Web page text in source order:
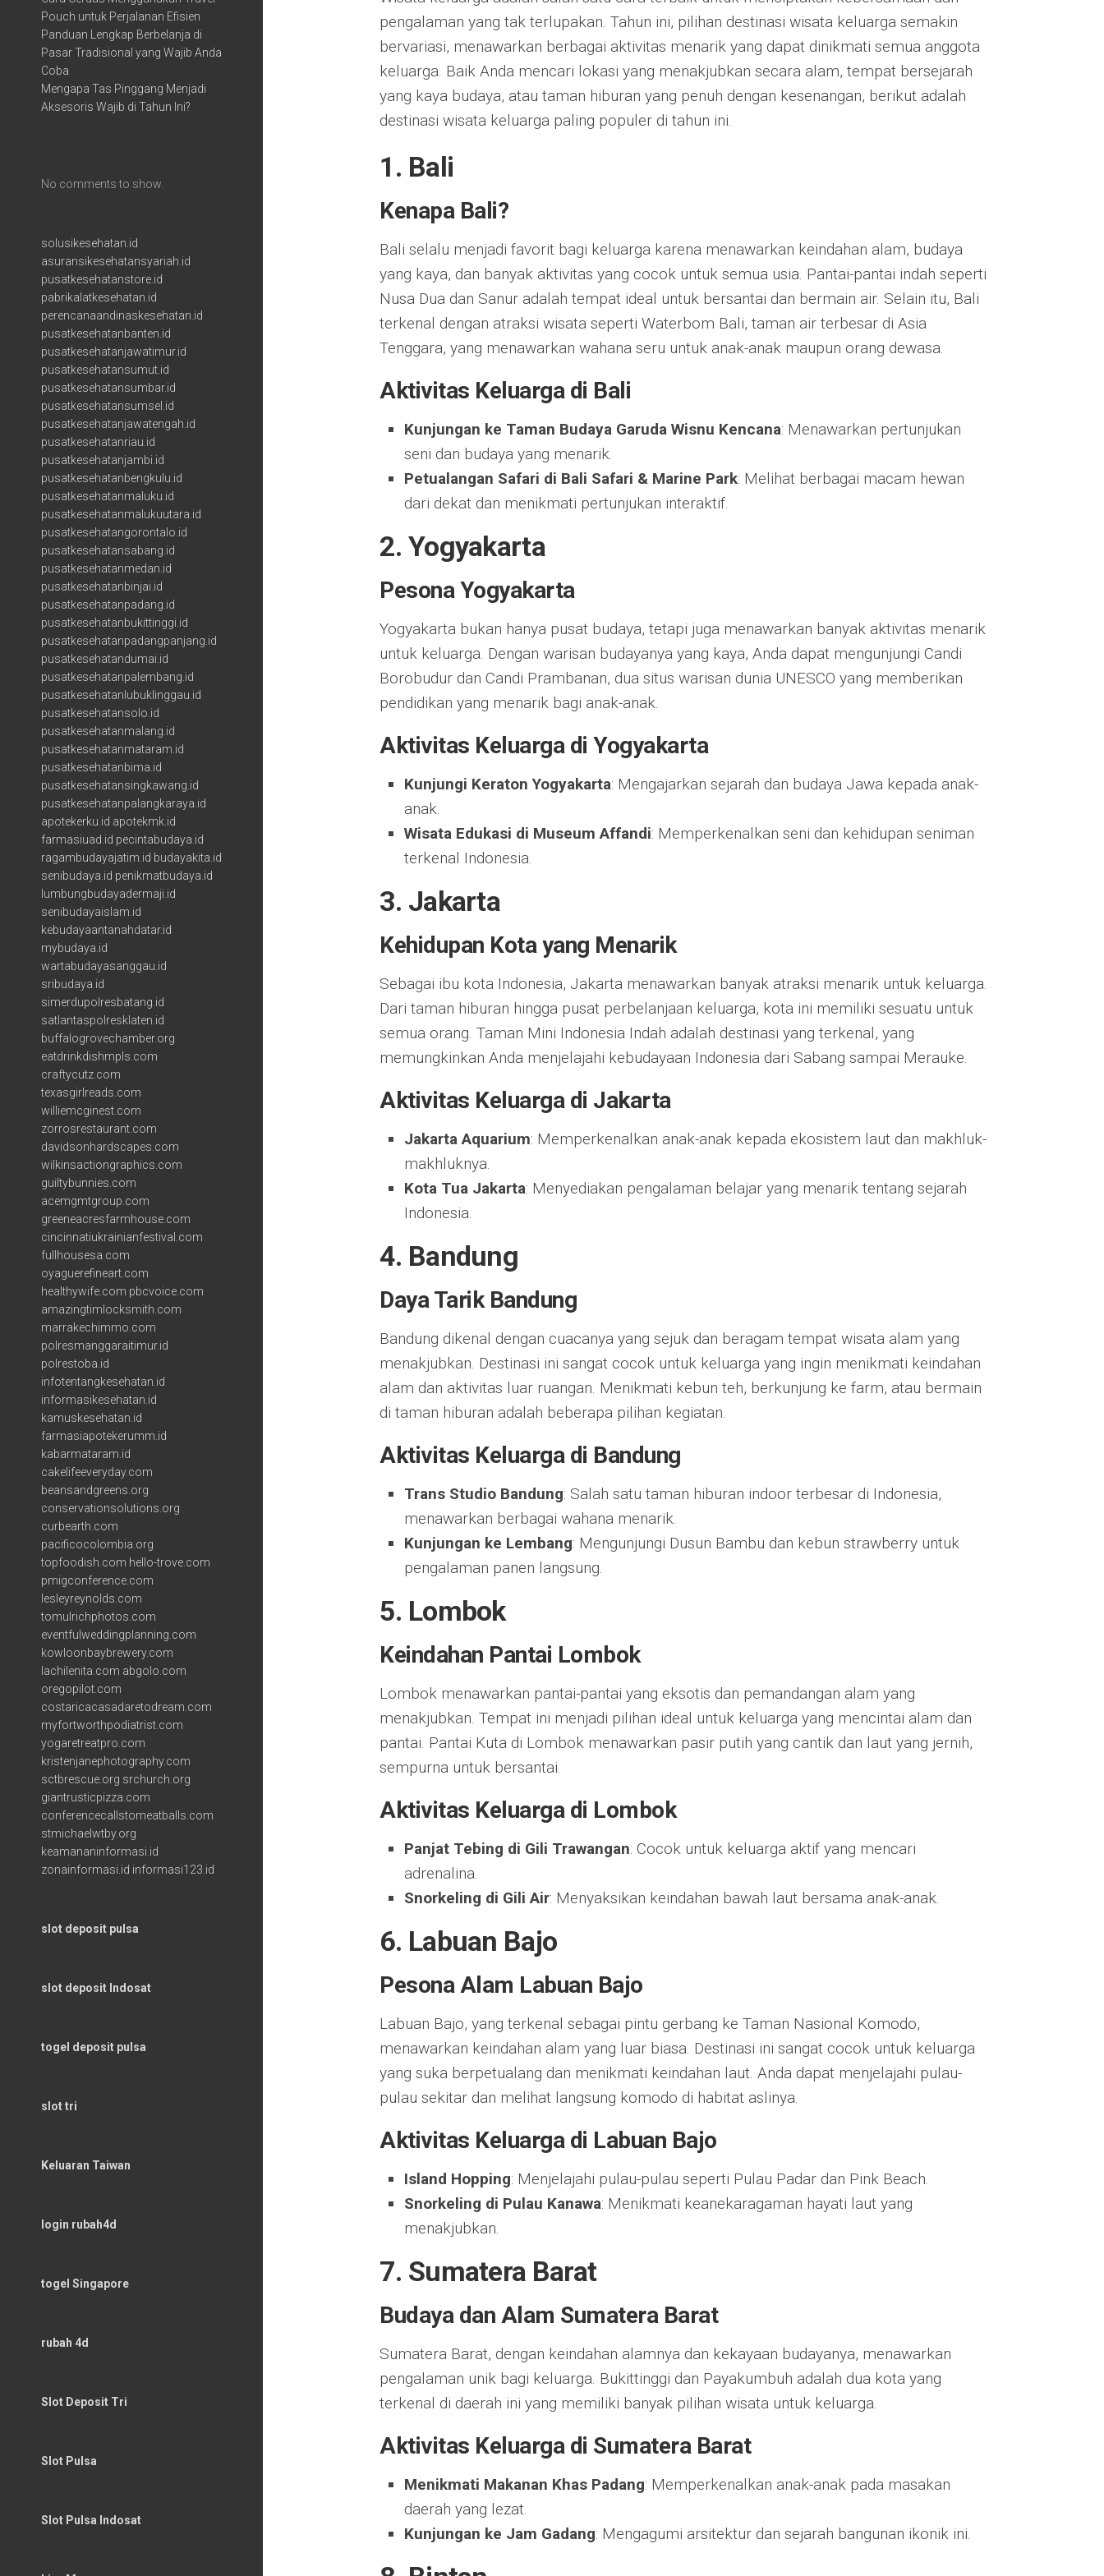
pengalaman yang tak terlupakan. Tahun ini, pilihan destinasi wisata keluarga semakin
bervariasi, menawarkan berbagai aktivitas menarik yang dapat dinikmati semua anggota
keluarga. Baik Anda mencari lokasi yang menakjubkan secara alam, tempat bersejarah
yang kaya budaya, atau taman hiburan yang penuh dengan kesenangan, berikut adalah
destinasi wisata keluarga paling populer di tahun ini.
1. Bali
Kenapa Bali?
Bali selalu menjadi favorit bagi keluarga karena menawarkan keindahan alam, budaya
yang kaya, dan banyak aktivitas yang cocok untuk semua usia. Pantai-pantai indah seperti
Nusa Dua dan Sanur adalah tempat ideal untuk bersantai dan bermain air. Selain itu, Bali
terkenal dengan atraksi wisata seperti Waterbom Bali, taman air terbesar di Asia
Tenggara, yang menawarkan wahana seru untuk anak-anak maupun orang dewasa.
Aktivitas Keluarga di Bali
Kunjungan ke Taman Budaya Garuda Wisnu Kencana: Menawarkan pertunjukan
seni dan budaya yang menarik.
Petualangan Safari di Bali Safari & Marine Park: Melihat berbagai macam hewan
dari dekat dan menikmati pertunjukan interaktif.
2. Yogyakarta
Pesona Yogyakarta
Yogyakarta bukan hanya pusat budaya, tetapi juga menawarkan banyak aktivitas menarik
untuk keluarga. Dengan warisan budayanya yang kaya, Anda dapat mengunjungi Candi
Borobudur dan Candi Prambanan, dua situs warisan dunia UNESCO yang memberikan
pendidikan yang menarik bagi anak-anak.
Aktivitas Keluarga di Yogyakarta
Kunjungi Keraton Yogyakarta: Mengajarkan sejarah dan budaya Jawa kepada anak-
anak.
Wisata Edukasi di Museum Affandi: Memperkenalkan seni dan kehidupan seniman
terkenal Indonesia.
3. Jakarta
Kehidupan Kota yang Menarik
Sebagai ibu kota Indonesia, Jakarta menawarkan banyak atraksi menarik untuk keluarga.
Dari taman hiburan hingga pusat perbelanjaan keluarga, kota ini memiliki sesuatu untuk
semua orang. Taman Mini Indonesia Indah adalah destinasi yang terkenal, yang
memungkinkan Anda menjelajahi kebudayaan Indonesia dari Sabang sampai Merauke.
Aktivitas Keluarga di Jakarta
Jakarta Aquarium: Memperkenalkan anak-anak kepada ekosistem laut dan makhluk-
makhluknya.
Kota Tua Jakarta: Menyediakan pengalaman belajar yang menarik tentang sejarah
Indonesia.
4. Bandung
Daya Tarik Bandung
Bandung dikenal dengan cuacanya yang sejuk dan beragam tempat wisata alam yang
menakjubkan. Destinasi ini sangat cocok untuk keluarga yang ingin menikmati keindahan
alam dan aktivitas luar ruangan. Menikmati kebun teh, berkunjung ke farm, atau bermain
di taman hiburan adalah beberapa pilihan kegiatan.
Aktivitas Keluarga di Bandung
Trans Studio Bandung: Salah satu taman hiburan indoor terbesar di Indonesia,
menawarkan berbagai wahana menarik.
Kunjungan ke Lembang: Mengunjungi Dusun Bambu dan kebun strawberry untuk
pengalaman panen langsung.
5. Lombok
Keindahan Pantai Lombok
Lombok menawarkan pantai-pantai yang eksotis dan pemandangan alam yang
menakjubkan. Tempat ini menjadi pilihan ideal untuk keluarga yang mencintai alam dan
pantai. Pantai Kuta di Lombok menawarkan pasir putih yang cantik dan laut yang jernih,
sempurna untuk bersantai.
Aktivitas Keluarga di Lombok
Panjat Tebing di Gili Trawangan: Cocok untuk keluarga aktif yang mencari
adrenalina.
Snorkeling di Gili Air: Menyaksikan keindahan bawah laut bersama anak-anak.
6. Labuan Bajo
Pesona Alam Labuan Bajo
Labuan Bajo, yang terkenal sebagai pintu gerbang ke Taman Nasional Komodo,
menawarkan keindahan alam yang luar biasa. Destinasi ini sangat cocok untuk keluarga
yang suka berpetualang dan menikmati keindahan laut. Anda dapat menjelajahi pulau-
pulau sekitar dan melihat langsung komodo di habitat aslinya.
Aktivitas Keluarga di Labuan Bajo
Island Hopping: Menjelajahi pulau-pulau seperti Pulau Padar dan Pink Beach.
Snorkeling di Pulau Kanawa: Menikmati keanekaragaman hayati laut yang
menakjubkan.
7. Sumatera Barat
Budaya dan Alam Sumatera Barat
Sumatera Barat, dengan keindahan alamnya dan kekayaan budayanya, menawarkan
pengalaman unik bagi keluarga. Bukittinggi dan Payakumbuh adalah dua kota yang
terkenal di daerah ini yang memiliki banyak pilihan wisata untuk keluarga.
Aktivitas Keluarga di Sumatera Barat
Menikmati Makanan Khas Padang: Memperkenalkan anak-anak pada masakan
daerah yang lezat.
Kunjungan ke Jam Gadang: Mengagumi arsitektur dan sejarah bangunan ikonik ini.
Pouch untuk Perjalanan Efisien
Panduan Lengkap Berbelanja di
Pasar Tradisional yang Wajib Anda
Coba
Mengapa Tas Pinggang Menjadi
Aksesoris Wajib di Tahun Ini?
No comments to show.
solusikesehatan.id
asuransikesehatansyariah.id
pusatkesehatanstore.id
pabrikalatkesehatan.id
perencanaandinaskesehatan.id
pusatkesehatanbanten.id
pusatkesehatanjawatimur.id
pusatkesehatansumut.id
pusatkesehatansumbar.id
pusatkesehatansumsel.id
pusatkesehatanjawatengah.id
pusatkesehatanriau.id
pusatkesehatanjambi.id
pusatkesehatanbengkulu.id
pusatkesehatanmaluku.id
pusatkesehatanmalukuutara.id
pusatkesehatangorontalo.id
pusatkesehatansabang.id
pusatkesehatanmedan.id
pusatkesehatanbinjai.id
pusatkesehatanpadang.id
pusatkesehatanbukittinggi.id
pusatkesehatanpadangpanjang.id
pusatkesehatandumai.id
pusatkesehatanpalembang.id
pusatkesehatanlubuklinggau.id
pusatkesehatansolo.id
pusatkesehatanmalang.id
pusatkesehatanmataram.id
pusatkesehatanbima.id
pusatkesehatansingkawang.id
pusatkesehatanpalangkaraya.id
apotekerku.id apotekmk.id
farmasiuad.id pecintabudaya.id
ragambudayajatim.id budayakita.id
senibudaya.id penikmatbudaya.id
lumbungbudayadermaji.id
senibudayaislam.id
kebudayaantanahdatar.id
mybudaya.id
wartabudayasanggau.id
sribudaya.id
simerdupolresbatang.id
satlantaspolresklaten.id
buffalogrovechamber.org
eatdrinkdishmpls.com
craftycutz.com
texasgirlreads.com
williemcginest.com
zorrosrestaurant.com
davidsonhardscapes.com
wilkinsactiongraphics.com
guiltybunnies.com
acemgmtgroup.com
greeneacresfarmhouse.com
cincinnatiukrainianfestival.com
fullhousesa.com
oyaguerefineart.com
healthywife.com pbcvoice.com
amazingtimlocksmith.com
marrakechimmo.com
polresmanggaraitimur.id
polrestoba.id
infotentangkesehatan.id
informasikesehatan.id
kamuskesehatan.id
farmasiapotekerumm.id
kabarmataram.id
cakelifeeveryday.com
beansandgreens.org
conservationsolutions.org
curbearth.com
pacificocolombia.org
topfoodish.com hello-trove.com
pmigconference.com
lesleyreynolds.com
tomulrichphotos.com
eventfulweddingplanning.com
kowloonbaybrewery.com
lachilenita.com abgolo.com
oregopilot.com
costaricacasadaretodream.com
myfortworthpodiatrist.com
yogaretreatpro.com
kristenjanephotography.com
sctbrescue.org srchurch.org
giantrusticpizza.com
conferencecallstomeatballs.com
stmichaelwtby.org
keamananinformasi.id
zonainformasi.id informasi123.id
slot deposit pulsa
slot deposit Indosat
togel deposit pulsa
slot tri
Keluaran Taiwan
login rubah4d
togel Singapore
rubah 4d
Slot Deposit Tri
Slot Pulsa
Slot Pulsa Indosat